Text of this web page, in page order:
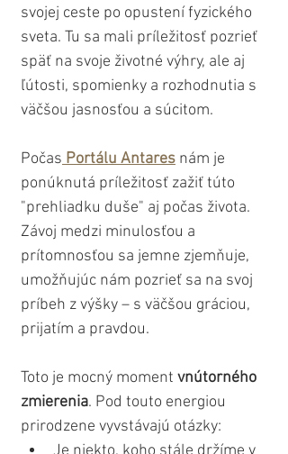
svojej ceste po opustení fyzického
sveta. Tu sa mali príležitosť pozrieť
späť na svoje životné výhry, ale aj
ľútosti, spomienky a rozhodnutia s
väčšou jasnosťou a súcitom.
Počas Portálu Antares nám je
ponúknutá príležitosť zažiť túto
"prehliadku duše" aj počas života.
Závoj medzi minulosťou a
prítomnosťou sa jemne zjemňuje,
umožňujúc nám pozrieť sa na svoj
príbeh z výšky – s väčšou gráciou,
prijatím a pravdou.
Toto je mocný moment vnútorného
zmierenia. Pod touto energiou
prirodzene vyvstávajú otázky: